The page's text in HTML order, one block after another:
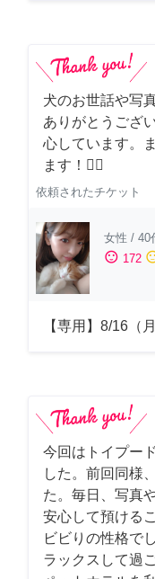
犬のお世話や写
ありがとうござ
心しています。
ます！🙇‍♂️
依頼されたチケット
女性 / 40
sentiment_satisfied 172
【専用】8/16（
今回はトイプー
した。前回同様
た。毎日、写真
安心して預ける
ビビりの性格で
ラックスして過